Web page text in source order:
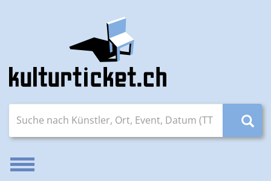
Navigation aktivieren/deaktivieren